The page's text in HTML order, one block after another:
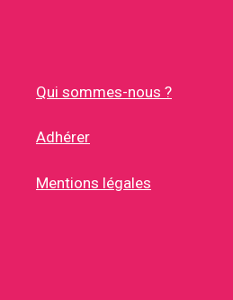
Qui sommes-nous ?
Adhérer
Mentions légales